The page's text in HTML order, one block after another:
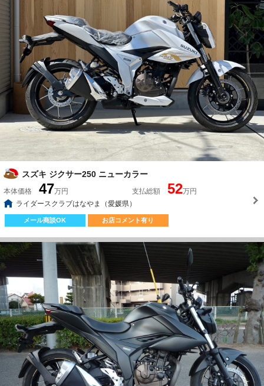
スズキ ジクサー250 ニューカラー
本体価格 47万円 支払総額 52万円
ライダースクラブはなやま（愛媛県）
メール商談OK お店コメント有り